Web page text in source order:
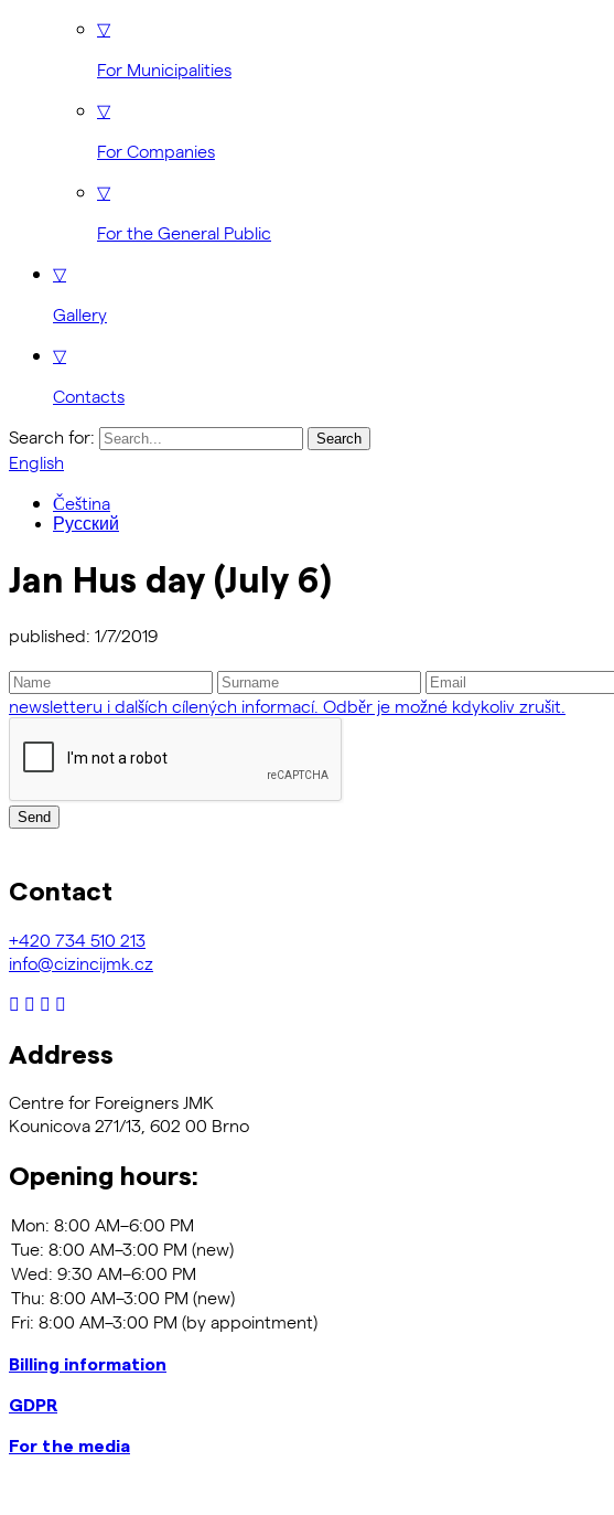
▽
For Municipalities
▽
For Companies
▽
For the General Public
▽
Gallery
▽
Contacts
Search for:
English
Čeština
Русский
Jan Hus day (July 6)
published: 1/7/2019
newsletteru i dalších cílených informací. Odběr je možné kdykoliv zrušit.
Send
Contact
+420 734 510 213
info@cizincijmk.cz
Address
Centre for Foreigners JMK
Kounicova 271/13, 602 00 Brno
Opening hours:
Billing information
GDPR
For the media